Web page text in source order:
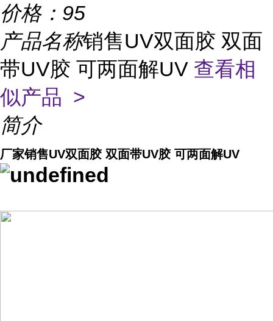
价格： 95
产品名称销售UV双面胶 双面
带UV胶 可两面解UV 查看相
似产品 >
简介
厂家销售UV双面胶 双面带UV胶 可两面解UV